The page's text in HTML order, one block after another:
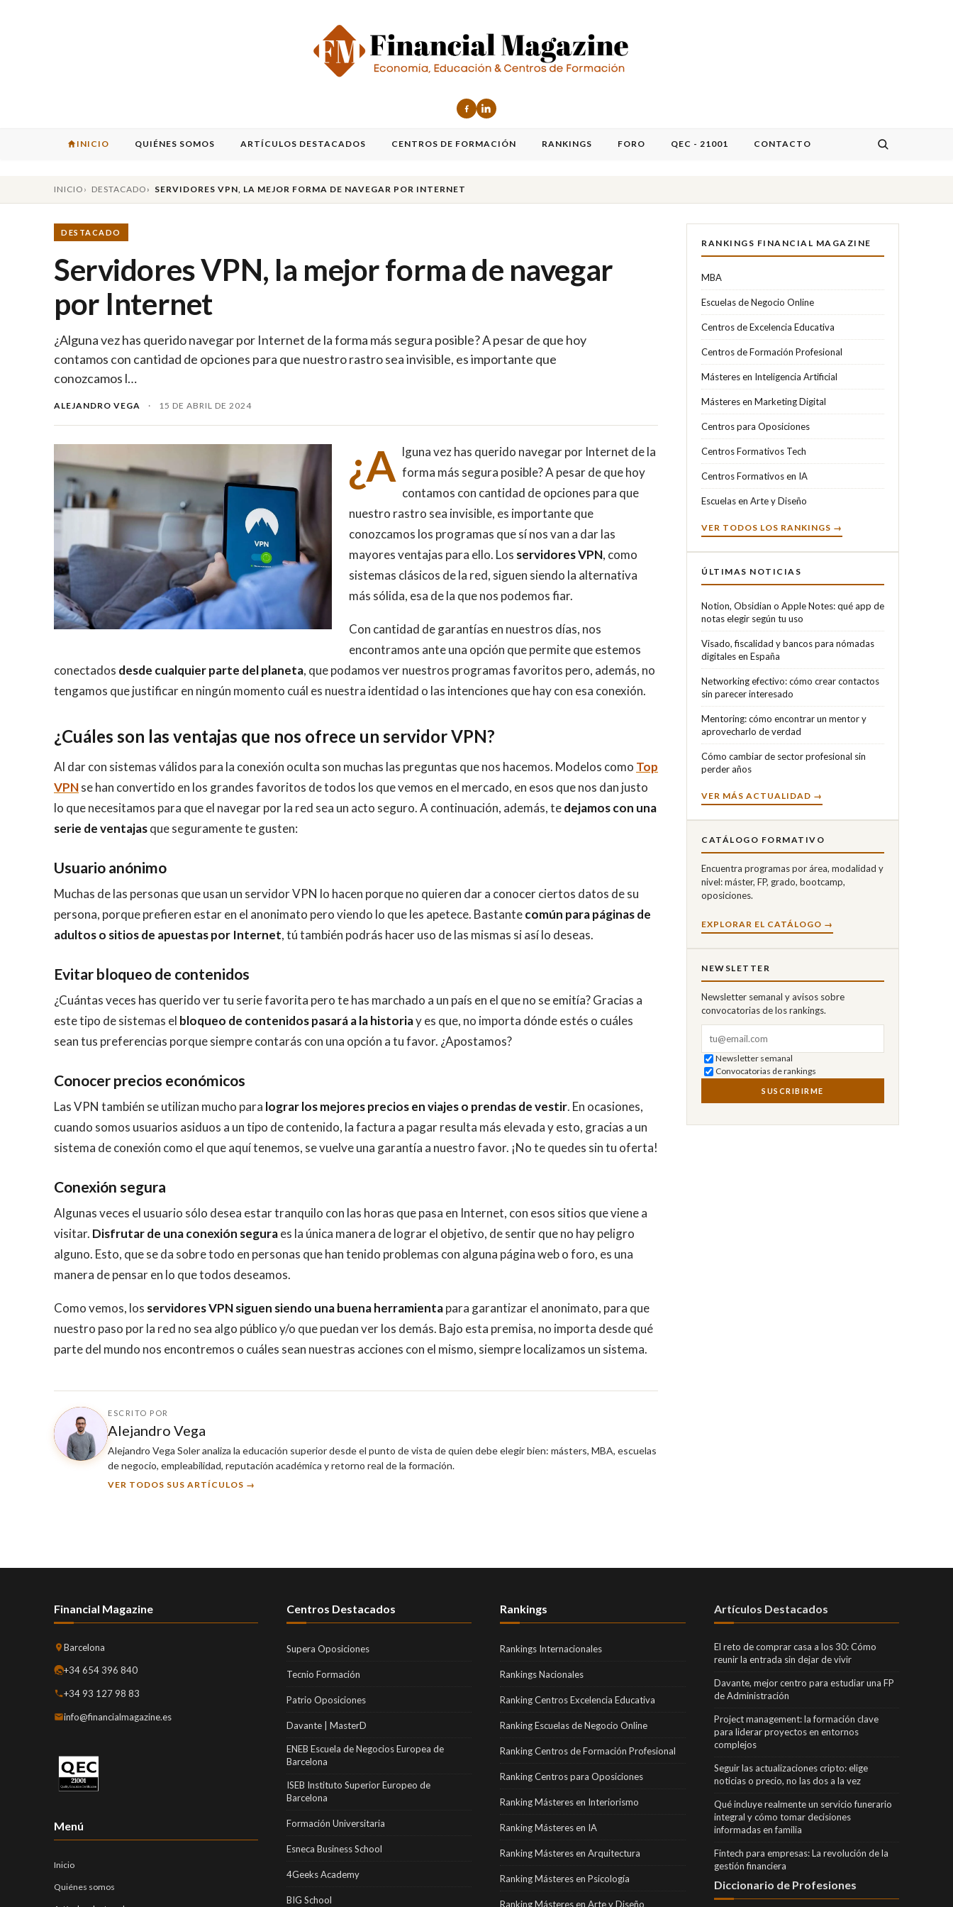
INICIO QUIÉNES SOMOS ARTÍCULOS DESTACADOS CENTROS DE FORMACIÓN RANKINGS FORO QEC - 21001 CONTACTO
INICIO DESTACADO SERVIDORES VPN, LA MEJOR FORMA DE NAVEGAR POR INTERNET
DESTACADO
Servidores VPN, la mejor forma de navegar
por Internet
¿Alguna vez has querido navegar por Internet de la forma más segura posible? A pesar de que hoy
contamos con cantidad de opciones para que nuestro rastro sea invisible, es importante que
conozcamos l…
ALEJANDRO VEGA · 15 DE ABRIL DE 2024
¿A lguna vez has querido navegar por Internet de la
forma más segura posible? A pesar de que hoy
contamos con cantidad de opciones para que
nuestro rastro sea invisible, es importante que
conozcamos los programas que sí nos van a dar las
mayores ventajas para ello. Los servidores VPN, como
sistemas clásicos de la red, siguen siendo la alternativa
más sólida, esa de la que nos podemos fiar.
Con cantidad de garantías en nuestros días, nos
encontramos ante una opción que permite que estemos
conectados desde cualquier parte del planeta, que podamos ver nuestros programas favoritos pero, además, no
tengamos que justificar en ningún momento cuál es nuestra identidad o las intenciones que hay con esa conexión.
¿Cuáles son las ventajas que nos ofrece un servidor VPN?
Al dar con sistemas válidos para la conexión oculta son muchas las preguntas que nos hacemos. Modelos como Top
VPNse han convertido en los grandes favoritos de todos los que vemos en el mercado, en esos que nos dan justo
lo que necesitamos para que el navegar por la red sea un acto seguro. A continuación, además, tedejamos con una
serie de ventajasque seguramente te gusten:
Usuario anónimo
Muchas de las personas que usan un servidor VPN lo hacen porque no quieren dar a conocer ciertos datos de su
persona, porque prefieren estar en el anonimato pero viendo lo que les apetece. Bastantecomún para páginas de
adultos o sitios de apuestas por Internet, tú también podrás hacer uso de las mismas si así lo deseas.
Evitar bloqueo de contenidos
¿Cuántas veces has querido ver tu serie favorita pero te has marchado a un país en el que no se emitía? Gracias a
este tipo de sistemas el bloqueo de contenidos pasará a la historiay es que, no importa dónde estés o cuáles
sean tus preferencias porque siempre contarás con una opción a tu favor. ¿Apostamos?
Conocer precios económicos
Las VPN también se utilizan mucho para lograr los mejores precios en viajes o prendas de vestir. En ocasiones,
cuando somos usuarios asiduos a un tipo de contenido, la factura a pagar resulta más elevada y esto, gracias a un
sistema de conexión como el que aquí tenemos, se vuelve una garantía a nuestro favor. ¡No te quedes sin tu oferta!
Conexión segura
Algunas veces el usuario sólo desea estar tranquilo con las horas que pasa en Internet, con esos sitios que viene a
visitar. Disfrutar de una conexión seguraes la única manera de lograr el objetivo, de sentir que no hay peligro
alguno. Esto, que se da sobre todo en personas que han tenido problemas con alguna página web o foro, es una
manera de pensar en lo que todos deseamos.
Como vemos, los servidores VPN siguen siendo una buena herramientapara garantizar el anonimato, para que
nuestro paso por la red no sea algo público y/o que puedan ver los demás. Bajo esta premisa, no importa desde qué
parte del mundo nos encontremos o cuáles sean nuestras acciones con el mismo, siempre localizamos un sistema.
ESCRITO POR
Alejandro Vega
Alejandro Vega Soler analiza la educación superior desde el punto de vista de quien debe elegir bien: másters, MBA, escuelas
de negocio, empleabilidad, reputación académica y retorno real de la formación.
VER TODOS SUS ARTÍCULOS →
RANKINGS FINANCIAL MAGAZINE
MBA
Escuelas de Negocio Online
Centros de Excelencia Educativa
Centros de Formación Profesional
Másteres en Inteligencia Artificial
Másteres en Marketing Digital
Centros para Oposiciones
Centros Formativos Tech
Centros Formativos en IA
Escuelas en Arte y Diseño
VER TODOS LOS RANKINGS →
ÚLTIMAS NOTICIAS
Notion, Obsidian o Apple Notes: qué app de
notas elegir según tu uso
Visado, fiscalidad y bancos para nómadas
digitales en España
Networking efectivo: cómo crear contactos
sin parecer interesado
Mentoring: cómo encontrar un mentor y
aprovecharlo de verdad
Cómo cambiar de sector profesional sin
perder años
VER MÁS ACTUALIDAD →
CATÁLOGO FORMATIVO
Encuentra programas por área, modalidad y
nivel: máster, FP, grado, bootcamp,
oposiciones.
EXPLORAR EL CATÁLOGO →
NEWSLETTER
Newsletter semanal y avisos sobre
convocatorias de los rankings.
Newsletter semanal
Convocatorias de rankings
SUSCRIBIRME
Financial Magazine
Barcelona
+34 654 396 840
+34 93 127 98 83
info@financialmagazine.es
Menú
Inicio
Quiénes somos
Centros Destacados
Supera Oposiciones
Tecnio Formación
Patrio Oposiciones
Davante | MasterD
ENEB Escuela de Negocios Europea de
Barcelona
ISEB Instituto Superior Europeo de
Barcelona
Formación Universitaria
Esneca Business School
4Geeks Academy
BIG School
Rankings
Rankings Internacionales
Rankings Nacionales
Ranking Centros Excelencia Educativa
Ranking Escuelas de Negocio Online
Ranking Centros de Formación Profesional
Ranking Centros para Oposiciones
Ranking Másteres en Interiorismo
Ranking Másteres en IA
Ranking Másteres en Arquitectura
Ranking Másteres en Psicología
Ranking Másteres en Arte y Diseño
Artículos Destacados
El reto de comprar casa a los 30: Cómo
reunir la entrada sin dejar de vivir
Davante, mejor centro para estudiar una FP
de Administración
Project management: la formación clave
para liderar proyectos en entornos
complejos
Seguir las actualizaciones cripto: elige
noticias o precio, no las dos a la vez
Qué incluye realmente un servicio funerario
integral y cómo tomar decisiones
informadas en familia
Fintech para empresas: La revolución de la
gestión financiera
Diccionario de Profesiones